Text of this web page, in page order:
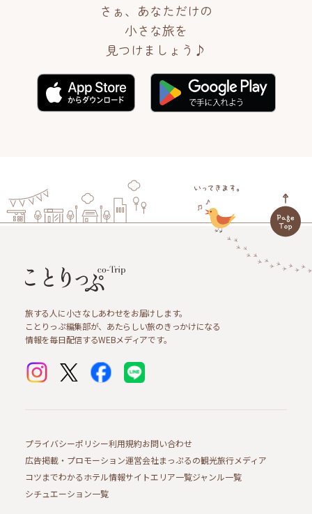
さぁ、あなただけの
小さな旅を
見つけましょう♪
旅する人に小さなしあわせをお届けします。
ことりっぷ編集部が、あたらしい旅のきっかけになる
情報を毎日配信するWEBメディアです。
プライバシーポリシー利用規約お問い合わせ
広告掲載・プロモーション運営会社まっぷるの観光旅行メディア
コツまでわかるホテル情報サイトエリア一覧ジャンル一覧
シチュエーション一覧